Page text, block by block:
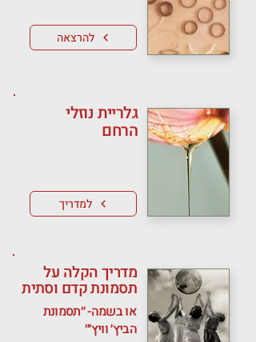
להרצאה
גלריית נוזלי
הרחם
למדריך
מדריך הקלה על
תסמונת קדם וסתית
או בשמה- ״תסמונת
הביץ׳ וויץ׳״